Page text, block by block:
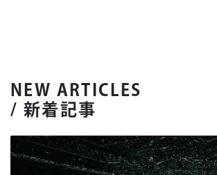
NEW ARTICLES
/ 新着記事